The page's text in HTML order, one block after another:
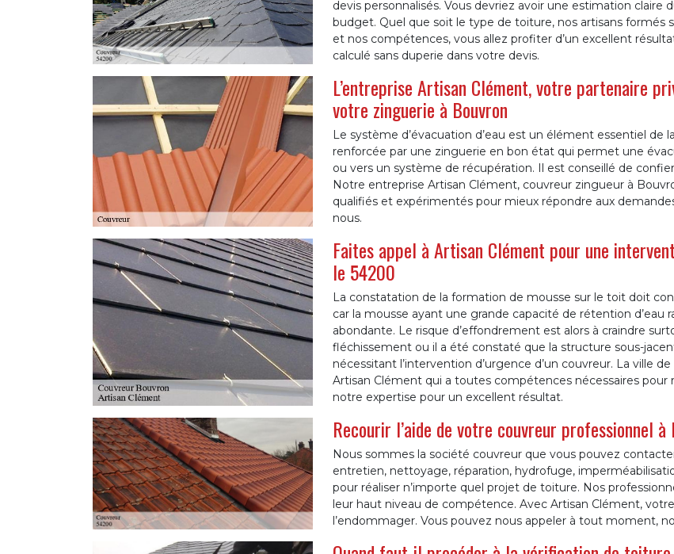
devis personnalisés. Vous devriez avoir une estimation
budget. Quel que soit le type de toiture, nos artisans formés
et nos compétences, vous allez profiter d’un excellent
calculé sans duperie dans votre devis.
L’entreprise Artisan Clément, votre partenaire
votre zinguerie à Bouvron
Le système d’évacuation d’eau est un élément essentiel
renforcée par une zinguerie en bon état qui permet une
ou vers un système de récupération. Il est conseillé de
Notre entreprise Artisan Clément, couvreur zingueur à
qualifiés et expérimentés pour mieux répondre aux
nous.
Faites appel à Artisan Clément pour une
le 54200
La constatation de la formation de mousse sur le toit doit
car la mousse ayant une grande capacité de rétention
abondante. Le risque d’effondrement est alors à craindre
fléchissement ou il a été constaté que la structure sous-
nécessitant l’intervention d’urgence d’un couvreur. La ville
Artisan Clément qui a toutes compétences nécessaires pour
notre expertise pour un excellent résultat.
Recourir l’aide de votre couvreur professionnel à
Nous sommes la société couvreur que vous pouvez
entretien, nettoyage, réparation, hydrofuge,
pour réaliser n’importe quel projet de toiture. Nos
leur haut niveau de compétence. Avec Artisan Clément,
l’endommager. Vous pouvez nous appeler à tout moment,